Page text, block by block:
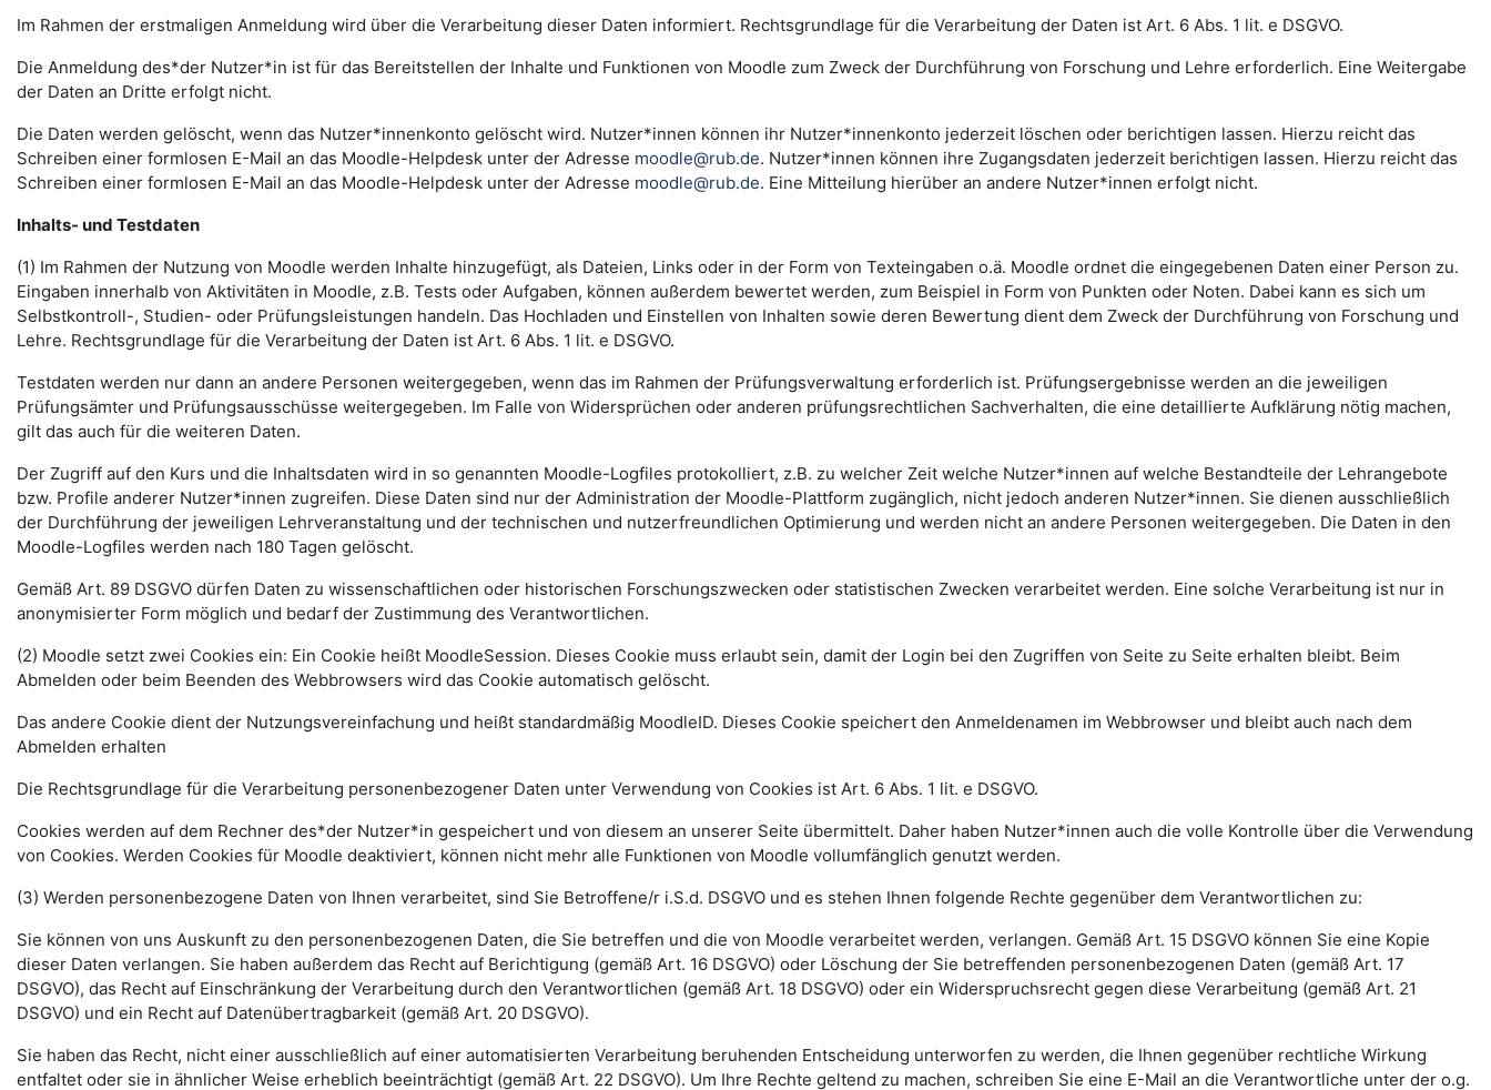
Im Rahmen der erstmaligen Anmeldung wird über die Verarbeitung dieser Daten informiert. Rechtsgrundlage für die Verarbeitung der Daten ist Art. 6 Abs. 1 lit. e DSGVO.
Die Anmeldung des*der Nutzer*in ist für das Bereitstellen der Inhalte und Funktionen von Moodle zum Zweck der Durchführung von Forschung und Lehre erforderlich. Eine Weitergabe
der Daten an Dritte erfolgt nicht.
Die Daten werden gelöscht, wenn das Nutzer*innenkonto gelöscht wird. Nutzer*innen können ihr Nutzer*innenkonto jederzeit löschen oder berichtigen lassen. Hierzu reicht das
Schreiben einer formlosen E-Mail an das Moodle-Helpdesk unter der Adresse moodle@rub.de. Nutzer*innen können ihre Zugangsdaten jederzeit berichtigen lassen. Hierzu reicht das
Schreiben einer formlosen E-Mail an das Moodle-Helpdesk unter der Adresse moodle@rub.de. Eine Mitteilung hierüber an andere Nutzer*innen erfolgt nicht.
Inhalts- und Testdaten
(1) Im Rahmen der Nutzung von Moodle werden Inhalte hinzugefügt, als Dateien, Links oder in der Form von Texteingaben o.ä. Moodle ordnet die eingegebenen Daten einer Person zu.
Eingaben innerhalb von Aktivitäten in Moodle, z.B. Tests oder Aufgaben, können außerdem bewertet werden, zum Beispiel in Form von Punkten oder Noten. Dabei kann es sich um
Selbstkontroll-, Studien- oder Prüfungsleistungen handeln. Das Hochladen und Einstellen von Inhalten sowie deren Bewertung dient dem Zweck der Durchführung von Forschung und
Lehre. Rechtsgrundlage für die Verarbeitung der Daten ist Art. 6 Abs. 1 lit. e DSGVO.
Testdaten werden nur dann an andere Personen weitergegeben, wenn das im Rahmen der Prüfungsverwaltung erforderlich ist. Prüfungsergebnisse werden an die jeweiligen
Prüfungsämter und Prüfungsausschüsse weitergegeben. Im Falle von Widersprüchen oder anderen prüfungsrechtlichen Sachverhalten, die eine detaillierte Aufklärung nötig machen,
gilt das auch für die weiteren Daten.
Der Zugriff auf den Kurs und die Inhaltsdaten wird in so genannten Moodle-Logfiles protokolliert, z.B. zu welcher Zeit welche Nutzer*innen auf welche Bestandteile der Lehrangebote
bzw. Profile anderer Nutzer*innen zugreifen. Diese Daten sind nur der Administration der Moodle-Plattform zugänglich, nicht jedoch anderen Nutzer*innen. Sie dienen ausschließlich
der Durchführung der jeweiligen Lehrveranstaltung und der technischen und nutzerfreundlichen Optimierung und werden nicht an andere Personen weitergegeben. Die Daten in den
Moodle-Logfiles werden nach 180 Tagen gelöscht.
Gemäß Art. 89 DSGVO dürfen Daten zu wissenschaftlichen oder historischen Forschungszwecken oder statistischen Zwecken verarbeitet werden. Eine solche Verarbeitung ist nur in
anonymisierter Form möglich und bedarf der Zustimmung des Verantwortlichen.
(2) Moodle setzt zwei Cookies ein: Ein Cookie heißt MoodleSession. Dieses Cookie muss erlaubt sein, damit der Login bei den Zugriffen von Seite zu Seite erhalten bleibt. Beim
Abmelden oder beim Beenden des Webbrowsers wird das Cookie automatisch gelöscht.
Das andere Cookie dient der Nutzungsvereinfachung und heißt standardmäßig MoodleID. Dieses Cookie speichert den Anmeldenamen im Webbrowser und bleibt auch nach dem
Abmelden erhalten
Die Rechtsgrundlage für die Verarbeitung personenbezogener Daten unter Verwendung von Cookies ist Art. 6 Abs. 1 lit. e DSGVO.
Cookies werden auf dem Rechner des*der Nutzer*in gespeichert und von diesem an unserer Seite übermittelt. Daher haben Nutzer*innen auch die volle Kontrolle über die Verwendung
von Cookies. Werden Cookies für Moodle deaktiviert, können nicht mehr alle Funktionen von Moodle vollumfänglich genutzt werden.
(3) Werden personenbezogene Daten von Ihnen verarbeitet, sind Sie Betroffene/r i.S.d. DSGVO und es stehen Ihnen folgende Rechte gegenüber dem Verantwortlichen zu:
Sie können von uns Auskunft zu den personenbezogenen Daten, die Sie betreffen und die von Moodle verarbeitet werden, verlangen. Gemäß Art. 15 DSGVO können Sie eine Kopie
dieser Daten verlangen. Sie haben außerdem das Recht auf Berichtigung (gemäß Art. 16 DSGVO) oder Löschung der Sie betreffenden personenbezogenen Daten (gemäß Art. 17
DSGVO), das Recht auf Einschränkung der Verarbeitung durch den Verantwortlichen (gemäß Art. 18 DSGVO) oder ein Widerspruchsrecht gegen diese Verarbeitung (gemäß Art. 21
DSGVO) und ein Recht auf Datenübertragbarkeit (gemäß Art. 20 DSGVO).
Sie haben das Recht, nicht einer ausschließlich auf einer automatisierten Verarbeitung beruhenden Entscheidung unterworfen zu werden, die Ihnen gegenüber rechtliche Wirkung
entfaltet oder sie in ähnlicher Weise erheblich beeinträchtigt (gemäß Art. 22 DSGVO). Um Ihre Rechte geltend zu machen, schreiben Sie eine E-Mail an die Verantwortliche unter der o.g.